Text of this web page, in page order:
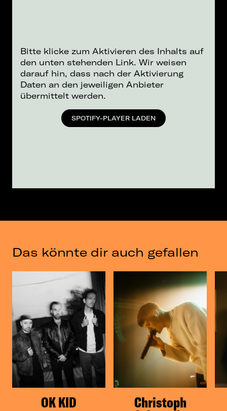
Bitte klicke zum Aktivieren des Inhalts auf
den unten stehenden Link. Wir weisen
darauf hin, dass nach der Aktivierung
Daten an den jeweiligen Anbieter
übermittelt werden.
SPOTIFY-PLAYER LADEN
Das könnte dir auch gefallen
OK KID Christoph